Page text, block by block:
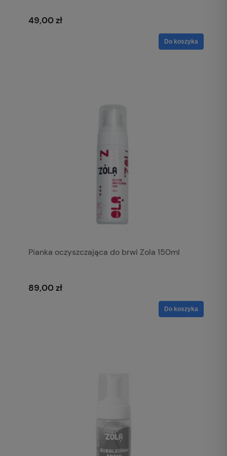
49,00 zł
Do koszyka
Pianka oczyszczająca do brwi Zola 150ml
89,00 zł
Do koszyka